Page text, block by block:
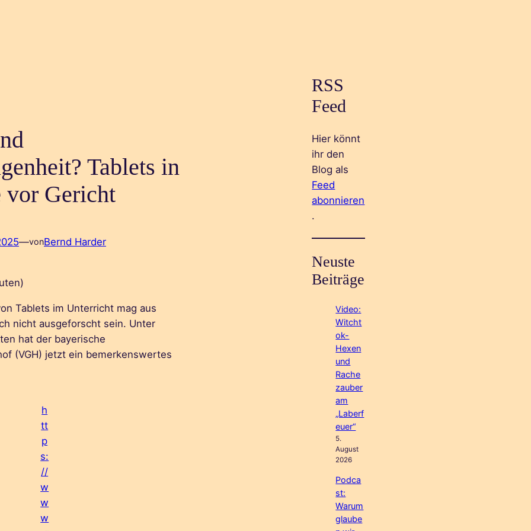
Tablets in
vor Gericht
—vonBernd Harder
Tablets im Unterricht mag aus
nicht ausgeforscht sein. Unter
hat der bayerische
(VGH) jetzt ein bemerkenswertes
h
tt
p
s:
//
w
w
w
RSS
Feed
Hier könnt
ihr den
Blog als
Feed
abonnieren
.
Neuste
Beiträge
Video:
Witcht
ok-
Hexen
und
Rache
zauber
am
„Laberf
euer“
5.
August
2026
Podca
st:
Warum
glaube